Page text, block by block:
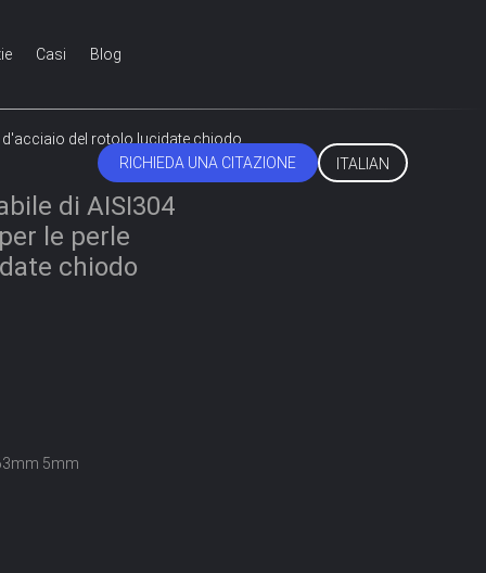
Casi Blog
RICHIEDA UNA CITAZIONE ITALIAN
d'acciaio del rotolo lucidate chiodo
di AISI304
le perle
chiodo
5mm